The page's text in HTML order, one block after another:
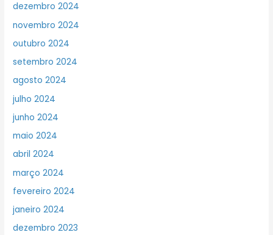
dezembro 2024
novembro 2024
outubro 2024
setembro 2024
agosto 2024
julho 2024
junho 2024
maio 2024
abril 2024
março 2024
fevereiro 2024
janeiro 2024
dezembro 2023